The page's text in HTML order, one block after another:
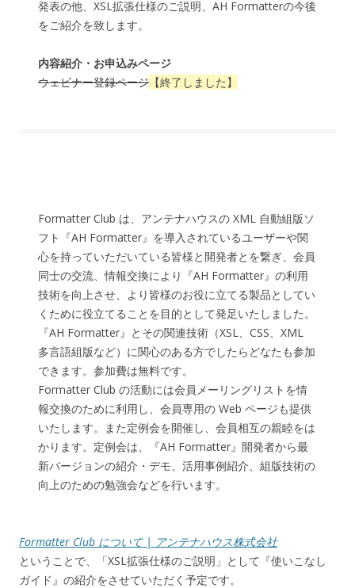
発表の他、XSL拡張仕様のご説明、AH Formatterの今後
をご紹介を致します。
内容紹介・お申込みページ
ウェビナー登録ページ 【終了しました】
Formatter Club は、アンテナハウスの XML 自動組版ソ
フト『AH Formatter』を導入されているユーザーや関
心を持っていただいている皆様と開発者とを繋ぎ、会員
同士の交流、情報交換により『AH Formatter』の利用
技術を向上させ、より皆様のお役に立てる製品としてい
くために役立てることを目的として発足いたしました。
『AH Formatter』とその関連技術（XSL、CSS、XML
多言語組版など）に関心のある方でしたらどなたも参加
できます。参加費は無料です。
Formatter Club の活動には会員メーリングリストを情
報交換のために利用し、会員専用の Web ページも提供
いたします。また定例会を開催し、会員相互の親睦をは
かります。定例会は、『AH Formatter』開発者から最
新バージョンの紹介・デモ、活用事例紹介、組版技術の
向上のための勉強会などを行います。
Formatter Club について | アンテナハウス株式会社
ということで、「XSL拡張仕様のご説明」として『使いこなし
ガイド』の紹介をさせていただく予定です。